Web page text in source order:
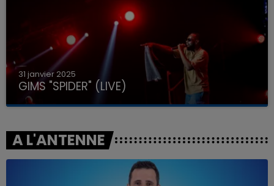
31 janvier 2025
GIMS "SPIDER" (LIVE)
A L'ANTENNE